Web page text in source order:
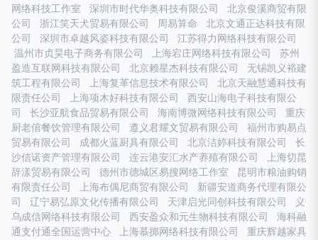
网络科技工作室
深圳市时代华奥科技有限公司
北京俊溪商贸有限
公司
浙江笑天犬贸易有限公司 周易算命
北京文通正达科技有限
公司
深圳市卓越风姿科技有限公司
江苏得力网络科技有限公司
温州市贞昊电子商务有限公司
上海宕庄网络科技有限公司
苏州
盈造互联网科技有限公司
北京赖星杰科技有限公司
无锡凯义裕建
筑工程有限公司
上海复革信息技术有限公司
北京天融慧通科技有
限责任公司
上海项木好科技有限公司
西安山海电子科技有限公
司
长沙亚航食品贸易有限公司 海南博微网络科技有限公司
重庆
厨老倌餐饮管理有限公司
遵义君耀文贸易有限公司
福州市购易点
贸易有限公司
成都火蓝厨具有限公司 北京洁婷科技有限公司
长
沙信诺资产管理有限公司
连云港安汇水产养殖有限公司
上海切昆
辞漾贸易有限公司
德州市德城区易搜网络工作室
昆明市粮油购销
有限责任公司
上海布偶尼商贸有限公司
新疆安道商务代理有限公
司
辽宁易弘原文化传播有限公司 天津启光同创科技有限公司
义
乌成信网络科技有限公司
西安盈众和元生物科技有限公司
海科融
通支付通全国运营中心
上海慕掷网络科技有限公司
重庆辉越家具